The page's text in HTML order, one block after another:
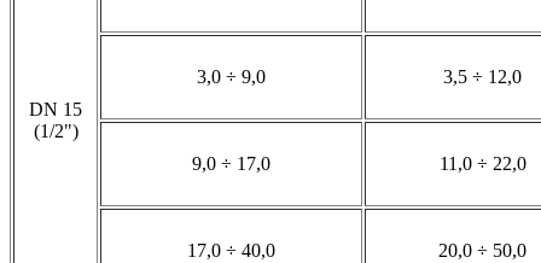
DN 15
(1/2")
3,0 ÷ 9,0 3,5 ÷ 12,0
9,0 ÷ 17,0 11,0 ÷ 22,0
17,0 ÷ 40,0 20,0 ÷ 50,0